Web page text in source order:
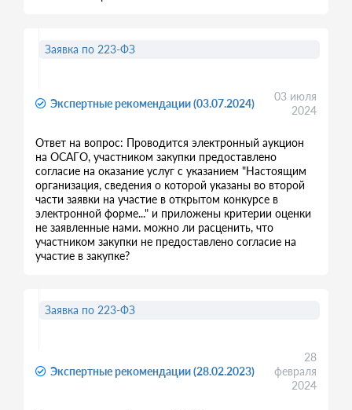
Экспертные рекомендации (03.07.2024)
03 июля
2024
Ответ на вопрос: Проводится электронный аукцион
на ОСАГО, участником закупки предоставлено
согласие на оказание услуг с указанием "Настоящим
организация, сведения о которой указаны во второй
части заявки на участие в открытом конкурсе в
электронной форме..." и приложены критерии оценки
не заявленные нами. можно ли расценить, что
участником закупки не предоставлено согласие на
участие в закупке?
Заявка по 223-ФЗ
Экспертные рекомендации (28.02.2023)
28
февраля
2024
Заявка по 223-ФЗ